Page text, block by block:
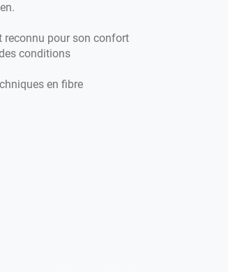
reconnu pour son confort
conditions
en fibre
chaque saison avec